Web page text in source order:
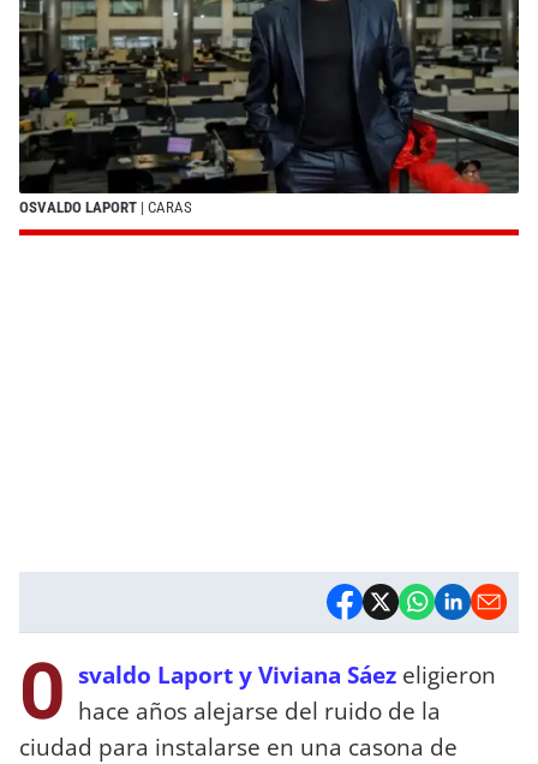
OSVALDO LAPORT | CARAS
O svaldo Laport y Viviana Sáez eligieron
hace años alejarse del ruido de la
ciudad para instalarse en una casona de